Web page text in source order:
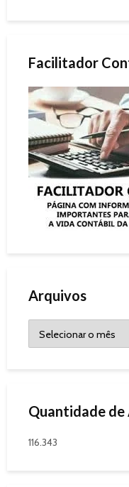
Facilitador
Arquivos
Quantidade de
116.343